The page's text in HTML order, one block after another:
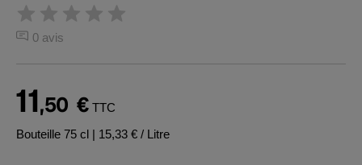
0 avis
11,50 € TTC
Bouteille 75 cl | 15,33 € / Litre